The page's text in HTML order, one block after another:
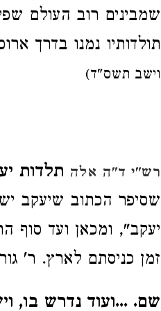
שמבינים רוב העולם
תולדותיו נמנו בדרך
וישב תשס"ד)
רש"י ד"ה אלה תלדות
שסיפר הכתוב שיעקב
יעקב", ומכאן ועד סוף
זמן כניסתם לארץ. ר'
שם. ...ועוד נדרש בו,